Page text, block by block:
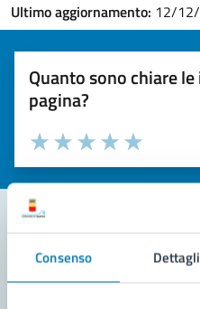
Consenso Dettagli
Ultimo aggiornamento: 12/
Quanto sono chiare
pagina?
Valuta la chiarezza delle
Seleziona il numero di
Valuta 5
Valuta 4 stelle
Valuta 3 stelle su 5
Valuta 2 stelle su 5
Valuta 1 stelle su 5
Contatta il comune